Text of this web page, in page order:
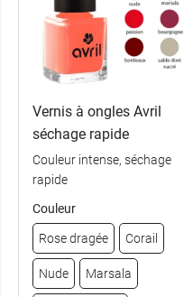
Vernis à ongles Avril
séchage rapide
Couleur intense, séchage
rapide
Couleur
Rose dragée Corail
Nude Marsala